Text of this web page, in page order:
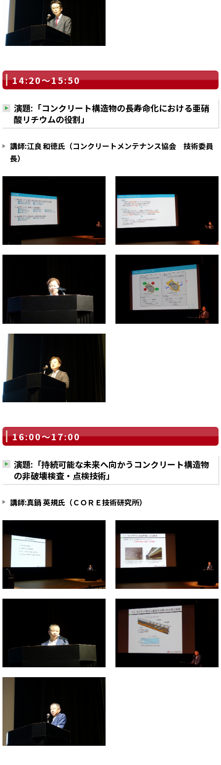
14:20～15:50
演題:「コンクリート構造物の長寿命化における亜硝
酸リチウムの役割」
講師:江良 和徳氏（コンクリートメンテナンス協会 技術委員
長）
16:00～17:00
演題:「持続可能な未来へ向かうコンクリート構造物
の非破壊検査・点検技術」
講師:真鍋 英規氏（ＣＯＲＥ技術研究所）